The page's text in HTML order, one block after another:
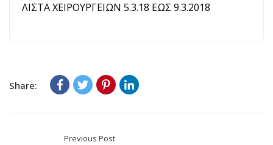
ΛΙΣΤΑ ΧΕΙΡΟΥΡΓΕΙΩΝ 5.3.18 ΕΩΣ 9.3.2018
Share:
Previous Post